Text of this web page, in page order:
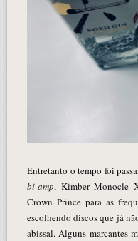
Entretanto o tempo foi
bi-amp, Kimber Monocle
Crown Prince para as
escolhendo discos que já
abissal. Alguns marcantes